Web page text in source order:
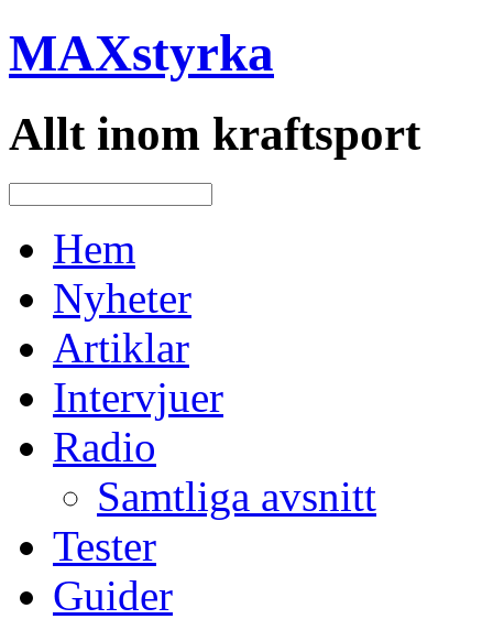
MAXstyrka
Allt inom kraftsport
Hem
Nyheter
Artiklar
Intervjuer
Radio
Samtliga avsnitt
Tester
Guider